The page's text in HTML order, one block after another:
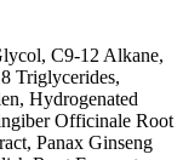
C9-12 Alkane,
Triglycerides,
Hydrogenated
Officinale Root
Panax Ginseng